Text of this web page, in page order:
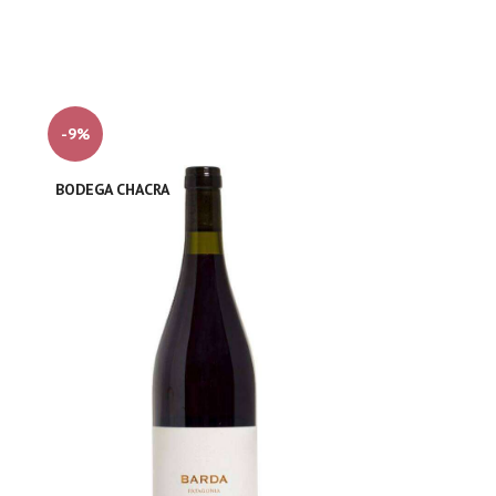
-9%
BODEGA CHACRA